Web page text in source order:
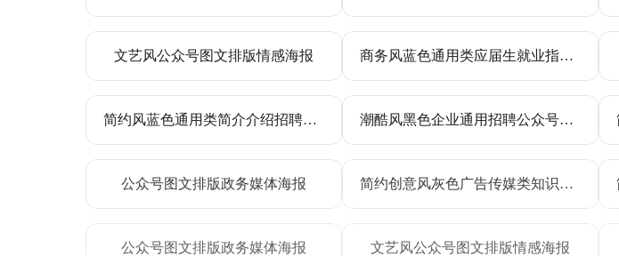
文艺风公众号图文排版情感海报
简约风蓝色通用类简介介绍招聘季秋招校招社招求职个人简历
公众号图文排版政务媒体海报
公众号图文排版政务媒体海报
商务风蓝色通用类应届生就业指南公众号内页海报
潮酷风黑色企业通用招聘公众号多画布长图
简约创意风灰色广告传媒类知识百科干货科普海报
文艺风公众号图文排版情感海报